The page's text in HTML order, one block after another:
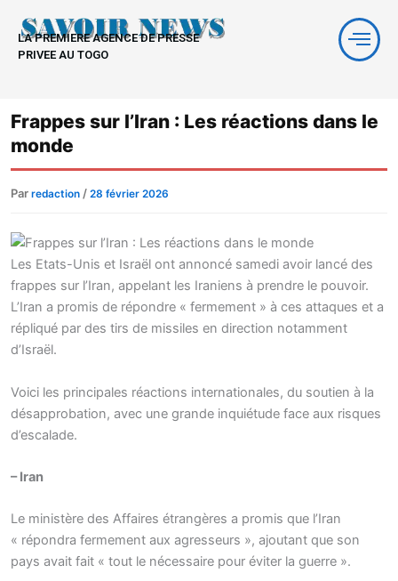
contenu
LA PREMIERE AGENCE DE PRESSE
PRIVEE AU TOGO
Frappes sur l’Iran : Les réactions dans le
monde
Par redaction / 28 février 2026
Les Etats-Unis et Israël ont annoncé samedi avoir lancé des
frappes sur l’Iran, appelant les Iraniens à prendre le pouvoir.
L’Iran a promis de répondre « fermement » à ces attaques et a
répliqué par des tirs de missiles en direction notamment
d’Israël.
Voici les principales réactions internationales, du soutien à la
désapprobation, avec une grande inquiétude face aux risques
d’escalade.
– Iran
Le ministère des Affaires étrangères a promis que l’Iran
« répondra fermement aux agresseurs », ajoutant que son
pays avait fait « tout le nécessaire pour éviter la guerre ».